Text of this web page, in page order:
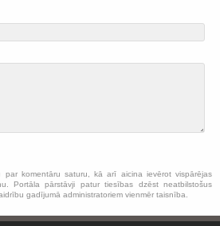
par komentāru saturu, kā arī aicina ievērot vispārējas
Portāla pārstāvji patur tiesības dzēst neatbilstošus
gadījumā administratoriem vienmēr taisnība.